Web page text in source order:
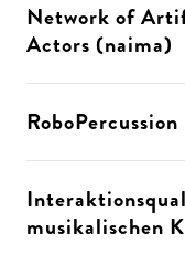
Network of
Actors (naima)
RoboPercussion
musikalischen